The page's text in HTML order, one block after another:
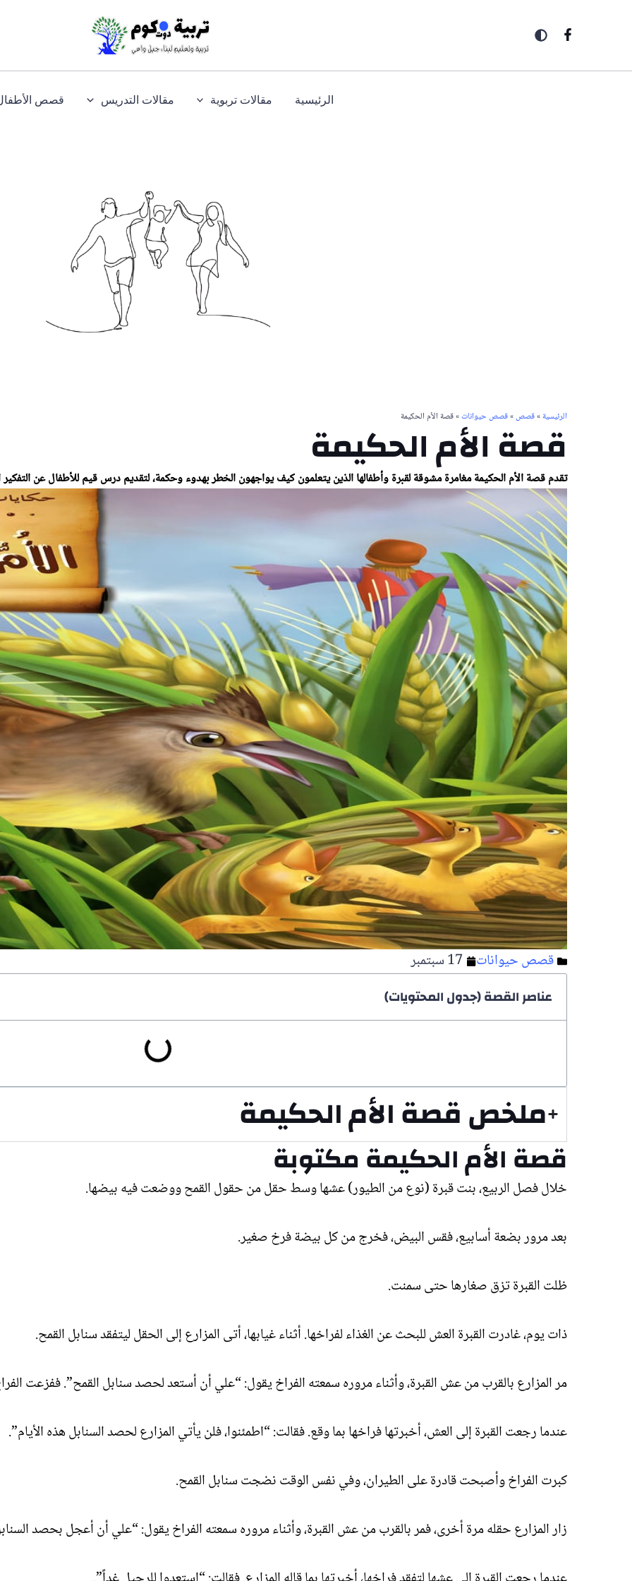
الرئيسية مقالات تربوية مقالات التدريس قصص
الرئيسية»قصص»قصص حيوانات» قصة الأم الحكيمة
قصة الأم الحكيمة
تقدم قصة الأم الحكيمة مغامرة مشوقة لقبرة وأطفالها الذين يتعلمون كيف يواجهون الخطر بهدوء وحكمة، لتقديم درس قيم للأطفال عن التفكير
قصص حيوانات 17 سبتمبر
عناصر القصة (جدول المحتويات)
ملخص قصة الأم الحكيمة
قصة الأم الحكيمة مكتوبة
خلال فصل الربيع، بنت قبرة (نوع من الطيور) عشها وسط حقل من حقول القمح ووضعت فيه بيضها.
بعد مرور بضعة أسابيع، فقس البيض، فخرج من كل بيضة فرخ صغير.
ظلت القبرة تزق صغارها حتى سمنت.
ذات يوم، غادرت القبرة العش للبحث عن الغذاء لفراخها. أثناء غيابها، أتى المزارع إلى الحقل ليتفقد سنابل القمح.
مر المزارع بالقرب من عش القبرة، وأثناء مروره سمعته الفراخ يقول: “علي أن أستعد لحصد سنابل القمح”. ففزعت
عندما رجعت القبرة إلى العش، أخبرتها فراخها بما وقع. فقالت: “اطمئنوا، فلن يأتي المزارع لحصد السنابل هذه الأيام”.
كبرت الفراخ وأصبحت قادرة على الطيران، وفي نفس الوقت نضجت سنابل القمح.
زار المزارع حقله مرة أخرى، فمر بالقرب من عش القبرة، وأثناء مروره سمعته الفراخ يقول: “علي أن أعجل بحصد